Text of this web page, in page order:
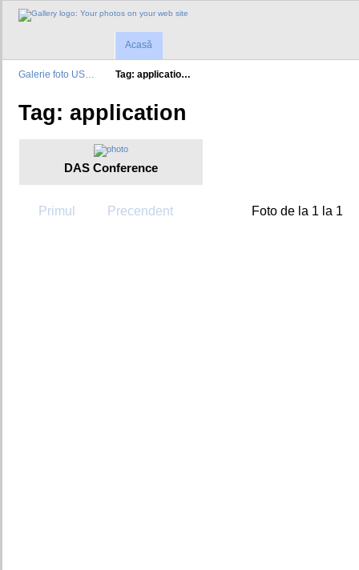
Acasă
Galerie foto US… Tag: applicatio…
Tag: application
DAS Conference
Primul Precendent Foto de la 1 la 1